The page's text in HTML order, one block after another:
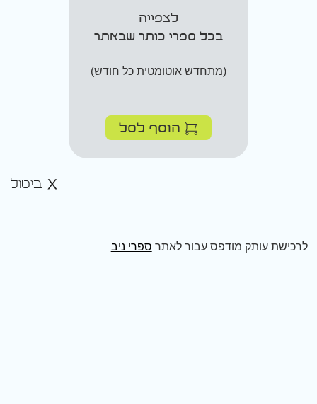
לצפייה
בכל ספרי כותר שבאתר
(מתחדש אוטומטית כל חודש)
הוסף לסל
ביטול
לרכישת עותק מודפס עבור לאתר ספרי ניב